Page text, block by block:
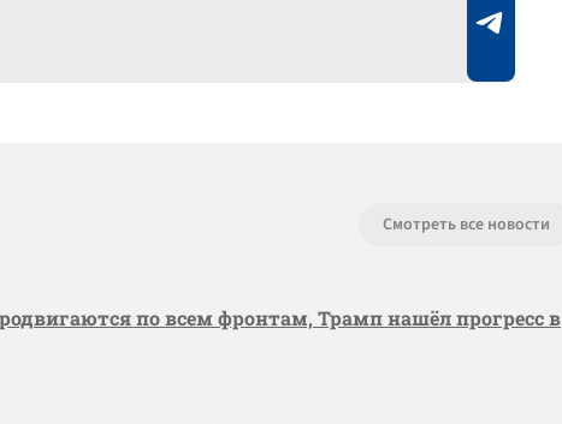
Смотреть все новости
по всем фронтам, Трамп нашёл прогресс в